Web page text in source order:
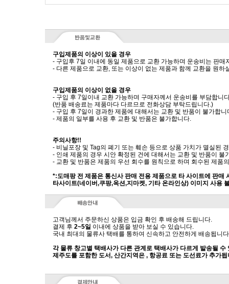
구입제품의 이상이 있을 경우
- 구입후 7일 이내에 동일 제품으로 교환 가능하며 운송비는 판매
- 다른 제품으로 교환, 또는 이상이 없는 제품과 함께 교환을 원하
구입제품의 이상이 없을 경우
- 구입 후 7일이내 교환 가능하며 구매자께서 운송비를 부담합니
(반품 배송료는 제품마다 다르므로 전화상담 부탁드립니다.)
- 구입 후 7일이 경과한 제품에 대해서는 교환 및 반품이 불가합니
- 제품의 일부를 사용 후 교환 및 반품은 불가합니다.
주의사항!!
- 비닐포장 및 Tag의 폐기 또는 훼손 등으로 상품 가치가 멸실된
- 인쇄 제품의 경우 시안 확정된 건에 대해서는 교환 및 반품이 불
- 교환 및 반품은 제품의 우선 회수를 원칙으로 하며 회수된 제품
*:도매팡 전 제품은 통신사 판매 전용 제품으로 타 사이트에 판매
타사이트(네이버,쿠팡,옥션,지마켓, 기타 온라인상) 이미지 사용
고객님께서 주문하신 상품은 입금 확인 후 배송해 드립니다.
결제 후 2~5일 이내에 상품을 받아 보실 수 있습니다.
국내 최대의 물류사 택배를 통하여 신속하고 안전하게 배송됩니
각 물류 창고별 택배사가 다른 관계로 택배사가 다르게 발송될 수
제주도를 포함한 도서, 산간지역은 , 항공료 또는 도선료가 추가됩